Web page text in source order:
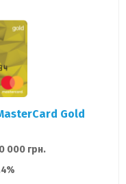
Gold
000 грн.